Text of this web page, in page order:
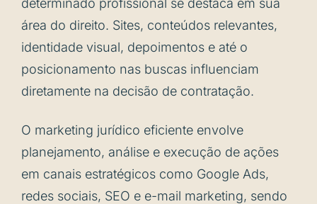
área do direito. Sites, conteúdos relevantes,
identidade visual, depoimentos e até o
posicionamento nas buscas influenciam
diretamente na decisão de contratação.
O marketing jurídico eficiente envolve
planejamento, análise e execução de ações
em canais estratégicos como Google Ads,
redes sociais, SEO e e-mail marketing, sendo